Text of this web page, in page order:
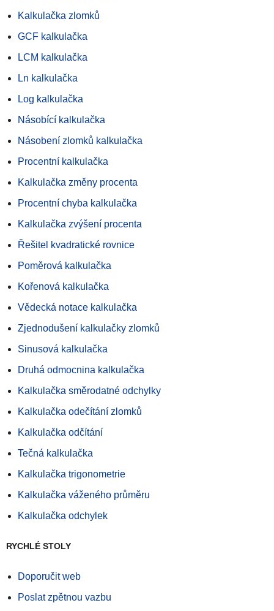
Kalkulačka zlomků
GCF kalkulačka
LCM kalkulačka
Ln kalkulačka
Log kalkulačka
Násobící kalkulačka
Násobení zlomků kalkulačka
Procentní kalkulačka
Kalkulačka změny procenta
Procentní chyba kalkulačka
Kalkulačka zvýšení procenta
Řešitel kvadratické rovnice
Poměrová kalkulačka
Kořenová kalkulačka
Vědecká notace kalkulačka
Zjednodušení kalkulačky zlomků
Sinusová kalkulačka
Druhá odmocnina kalkulačka
Kalkulačka směrodatné odchylky
Kalkulačka odečítání zlomků
Kalkulačka odčítání
Tečná kalkulačka
Kalkulačka trigonometrie
Kalkulačka váženého průměru
Kalkulačka odchylek
RYCHLÉ STOLY
Doporučit web
Poslat zpětnou vazbu